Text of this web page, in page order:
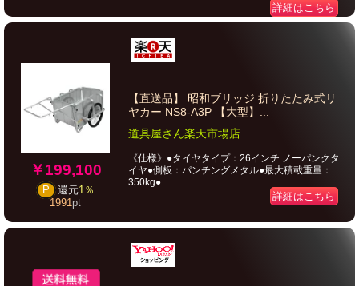
詳細はこちら
￥199,100
P 還元1％
1991 pt
【直送品】 昭和ブリッジ 折りたたみ式リ
ヤカー NS8-A3P 【大型】...
道具屋さん楽天市場店
《仕様》●タイヤタイプ：26インチ ノーパンクタ
イヤ●側板：パンチングメタル●最大積載重量：
350kg●...
詳細はこちら